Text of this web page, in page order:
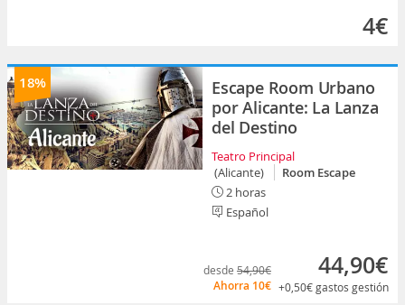
4€
18%
Escape Room Urbano
por Alicante: La Lanza
del Destino
Teatro Principal
(Alicante)
Room Escape
2 horas
Español
desde 54,90€
Ahorra 10€
44,90€
+0,50€gastos gestión